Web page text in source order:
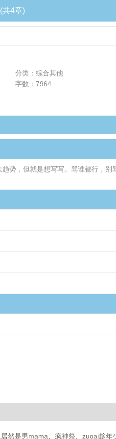
共4章)
分类：综合其他
字数：7964
势，但就是想写写。骂谁都行，别
然是男mama 疯神祭 zuoai趁年